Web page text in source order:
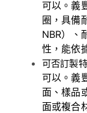
可以。義
圈，具備
NBR）、
性，能依
可否訂製
可以。義
面、樣品
面或複合